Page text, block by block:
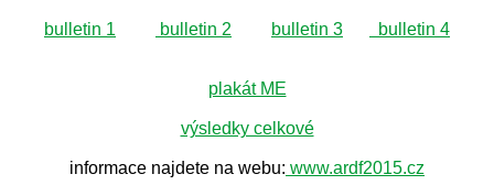
bulletin 1 bulletin 2 bulletin 3 bulletin 4
plakát ME
výsledky celkové
informace najdete na webu: www.ardf2015.cz